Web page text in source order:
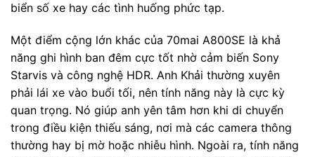
biển số xe hay các tình huống phức tạp.
Một điểm cộng lớn khác của 70mai A800SE là khả
năng ghi hình ban đêm cực tốt nhờ cảm biến Sony
Starvis và công nghệ HDR. Anh Khải thường xuyên
phải lái xe vào buổi tối, nên tính năng này là cực kỳ
quan trọng. Nó giúp anh yên tâm hơn khi di chuyển
trong điều kiện thiếu sáng, nơi mà các camera thông
thường hay bị mờ hoặc nhiễu hình. Ngoài ra, tính năng